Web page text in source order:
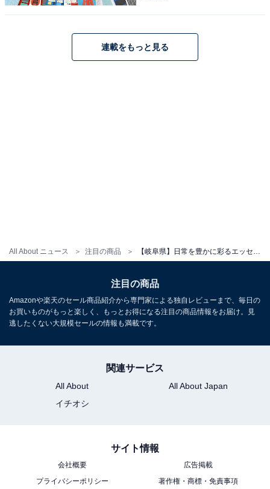
All About ニュース 注目の商品
す。観光の拠点としても抜群の立地を誇り、静寂な夜の
集落散策も楽しめる贅沢な空間です。
所在地：岐阜県大野郡白川村荻町337
北陸自動車道白川郷ICより車で約7分
料金
大人1名（参考価格）：1万2700円
※料金は公式Webサイト参考価格
チェックイン・チェックアウト
※プランにより時間が異なる可能性があります
連載をもっと見る
注目の商品
Amazonや楽天のセール商品紹介から専門家による独自レビューまで、毎日の
お買いものがもっと楽しく、もっとお得になる注目の商品情報をお届け。見
逃したくない大規模セールの情報も満載です。
関連サービス
All About
All About Japan
イチオシ
サイト情報
会社概要
広告掲載
プライバシーポリシー
著作権・商標・免責事項